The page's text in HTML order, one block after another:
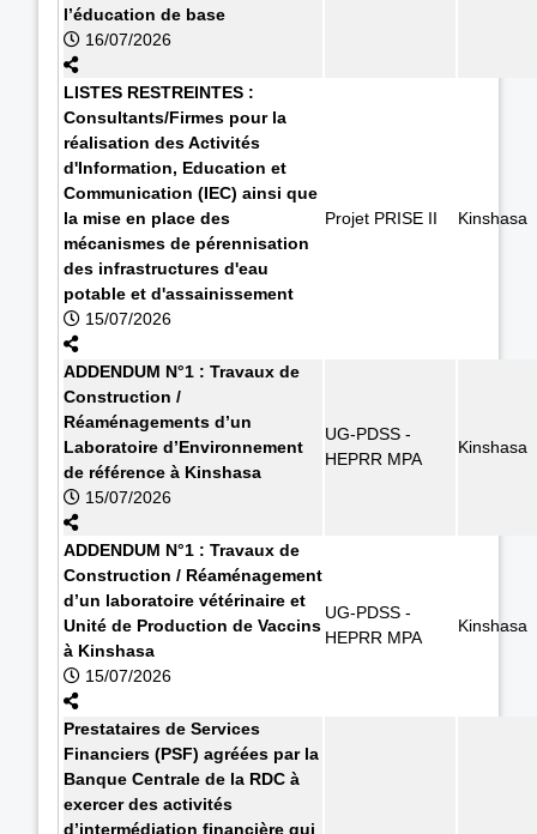
l’éducation de base
16/07/2026
LISTES RESTREINTES :
Consultants/Firmes pour la
réalisation des Activités
d'Information, Education et
Communication (IEC) ainsi que
la mise en place des
mécanismes de pérennisation
des infrastructures d'eau
potable et d'assainissement
15/07/2026
Projet PRISE II Kinshasa
ADDENDUM N°1 : Travaux de
Construction /
Réaménagements d’un
Laboratoire d’Environnement
de référence à Kinshasa
15/07/2026
UG-PDSS -
HEPRR MPA
Kinshasa
ADDENDUM N°1 : Travaux de
Construction / Réaménagement
d’un laboratoire vétérinaire et
Unité de Production de Vaccins
à Kinshasa
15/07/2026
UG-PDSS -
HEPRR MPA
Kinshasa
Prestataires de Services
Financiers (PSF) agréées par la
Banque Centrale de la RDC à
exercer des activités
d’intermédiation financière qui